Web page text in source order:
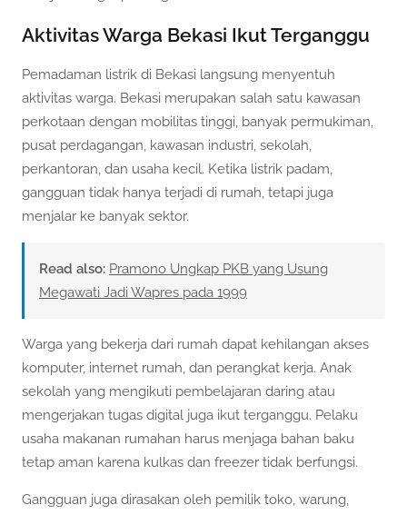
Aktivitas Warga Bekasi Ikut Terganggu
Pemadaman listrik di Bekasi langsung menyentuh
aktivitas warga. Bekasi merupakan salah satu kawasan
perkotaan dengan mobilitas tinggi, banyak permukiman,
pusat perdagangan, kawasan industri, sekolah,
perkantoran, dan usaha kecil. Ketika listrik padam,
gangguan tidak hanya terjadi di rumah, tetapi juga
menjalar ke banyak sektor.
Read also: Pramono Ungkap PKB yang Usung
Megawati Jadi Wapres pada 1999
Warga yang bekerja dari rumah dapat kehilangan akses
komputer, internet rumah, dan perangkat kerja. Anak
sekolah yang mengikuti pembelajaran daring atau
mengerjakan tugas digital juga ikut terganggu. Pelaku
usaha makanan rumahan harus menjaga bahan baku
tetap aman karena kulkas dan freezer tidak berfungsi.
Gangguan juga dirasakan oleh pemilik toko, warung,